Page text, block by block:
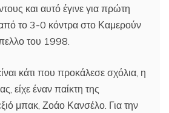
και αυτό έγινε για πρώτη
το 3-0 κόντρα στο Καμερούν
του 1998.
κάτι που προκάλεσε σχόλια, η
είχε έναν παίκτη της
μπακ, Ζοάο Κανσέλο. Για την